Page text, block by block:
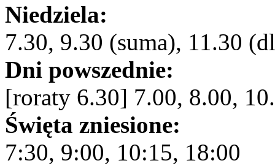
Niedziela:
7.30, 9.30 (suma), 11.30
Dni powszednie:
[roraty 6.30] 7.00, 8.00,
Święta zniesione:
7:30, 9:00, 10:15, 18:00